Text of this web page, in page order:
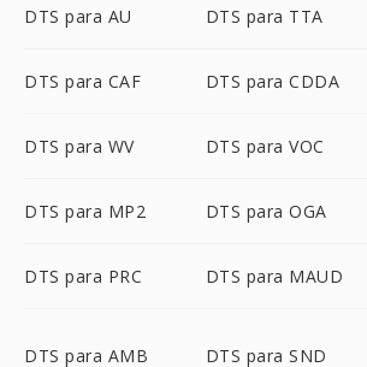
DTS para AU DTS para TTA
DTS para CAF DTS para CDDA
DTS para WV DTS para VOC
DTS para MP2 DTS para OGA
DTS para PRC DTS para MAUD
DTS para AMB DTS para SND